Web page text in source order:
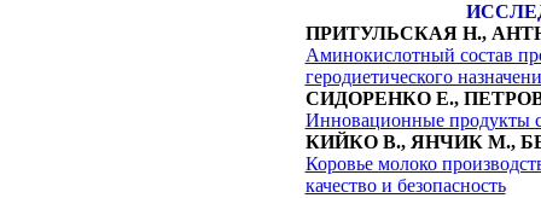
ПРИТУЛЬСКАЯ Н.,
Аминокислотный состав
геродиетического
СИДОРЕНКО Е.,
Инновационные продукты
КИЙКО В., ЯНЧИК М.,
Коровье молоко
качество и безопасность